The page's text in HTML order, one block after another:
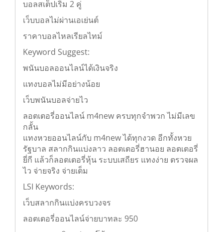
บอลสเต็ปเริ่ม 2 คู่
เว็บบอลไม่ผ่านเอเย่นต์
ราคาบอลไหลเรียลไทม์
Keyword Suggest:
พนันบอลออนไลน์ได้เงินจริง
แทงบอลไม่มีอย่างน้อย
เว็บพนันบอลจ่ายไว
ลอตเตอรี่ออนไลน์ m4new ครบทุกจำพวก ไม่มีเลข
กลั้น
แทงหวยออนไลน์กับ m4new ได้ทุกงวด อีกทั้งหวย
รัฐบาล สลากกินแบ่งลาว ลอตเตอรี่ฮานอย ลอตเตอรี่
ยี่กี แล้วก็ลอตเตอรี่หุ้น ระบบเสถียร แทงง่าย ตรวจผล
ไว จ่ายจริง จ่ายเต็ม
LSI Keywords:
เว็บสลากกินแบ่งครบวงจร
ลอตเตอรี่ออนไลน์จ่ายบาทละ 950